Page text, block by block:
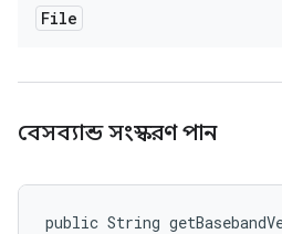
File
বেসব্যান্ড সংস্করণ পান
public String